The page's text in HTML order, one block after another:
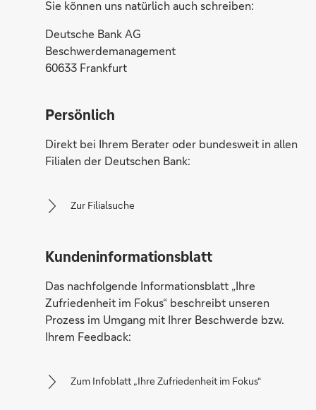
Sie können uns natürlich auch schreiben:
Deutsche Bank AG
Beschwerdemanagement
60633 Frankfurt
Persönlich
Direkt bei Ihrem Berater oder bundesweit in allen
Filialen der Deutschen Bank:
Zur Filialsuche
Kundeninformationsblatt
Das nachfolgende Informationsblatt „Ihre
Zufriedenheit im Fokus“ beschreibt unseren
Prozess im Umgang mit Ihrer Beschwerde bzw.
Ihrem Feedback:
Zum Infoblatt „Ihre Zufriedenheit im Fokus“